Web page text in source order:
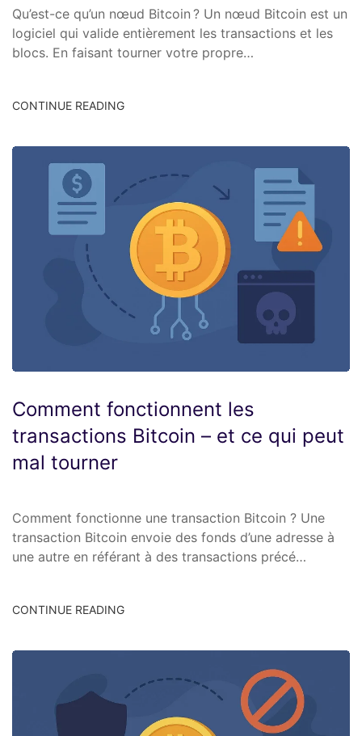
Qu’est-ce qu’un nœud Bitcoin ? Un nœud Bitcoin est un
logiciel qui valide entièrement les transactions et les
blocs. En faisant tourner votre propre…
CONTINUE READING
Comment fonctionnent les
transactions Bitcoin – et ce qui peut
mal tourner
Comment fonctionne une transaction Bitcoin ? Une
transaction Bitcoin envoie des fonds d’une adresse à
une autre en référant à des transactions précé…
CONTINUE READING